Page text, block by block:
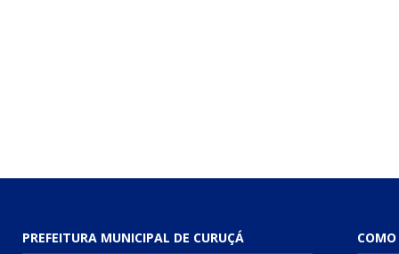
PREFEITURA MUNICIPAL DE CURUÇÁ COMO